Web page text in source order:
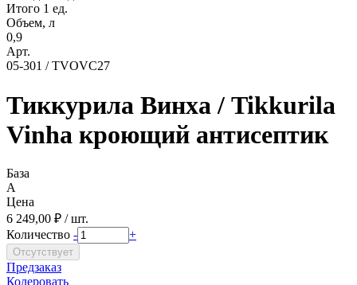
Итого 1 ед.
Объем, л
0,9
Арт.
05-301 / TVOVC27
Тиккурила Винха / Tikkurila
Vinha кроющий антисептик
База
A
Цена
6 249,00 ₽ / шт.
Количество - +
Предзаказ
Колеровать